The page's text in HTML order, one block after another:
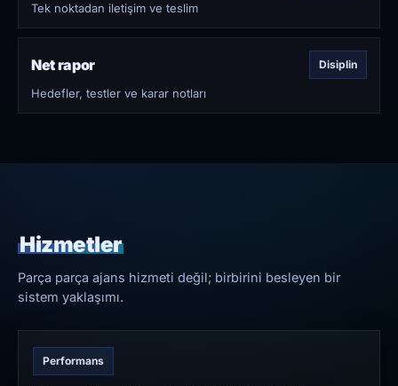
Tek noktadan iletişim ve teslim
Net rapor Disiplin
Hedefler, testler ve karar notları
Hizmetler
Parça parça ajans hizmeti değil; birbirini besleyen bir
sistem yaklaşımı.
Performans